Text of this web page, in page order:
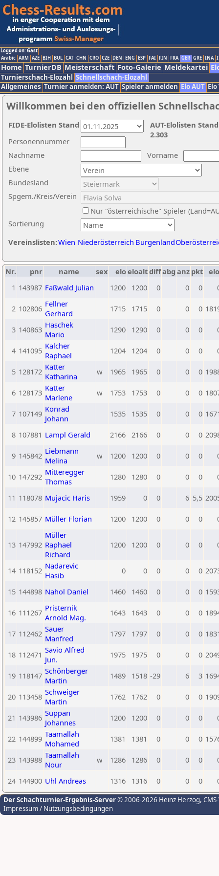
Logged on: Gast
Arabic ARM AZE BIH BUL CAT CHN CRO CZE DEN ENG ESP FAI FIN FRA GER GRE INA
Home TurnierDB Meisterschaft Foto-Galerie Meldekartei
Turnierschach-Elozahl Schnellschach-Elozahl
Allgemeines Turnier anmelden: AUT Spieler anmelden Elo AUT
Willkommen bei den offiziellen
Nachname
Vorname
Ebene
Sortierung
Personennummer
Bundesland
Spgem./Kreis/Verein
Nur "österreichische" Spieler
Vereinslisten:Wien Niederösterreich Burgenland
AUT-Elolisten
2.303
FIDE-Elolisten Stand
Nr. pnr name sex eloeloaltdiffabg anz pkt
1 143987 Faßwald Julian 1200 1200 0 0 0
2 102806 Fellner
Gerhard
1715 1715 0 0 0
3 140863 Haschek
Mario
1290 1290 0 0 0
4 141095 Kalcher
Raphael
1204 1204 0 0 0
5 128172 Katter
Katharina
w 1965 1965 0 0 0
6 128173 Katter
Marlene
w 1753 1753 0 0 0
7 107149 Konrad
Johann
1535 1535 0 0 0
8 107881 Lampl Gerald 2166 2166 0 0 0
9 145842 Liebmann
Melina
w 1200 1200 0 0 0
10 147292 Mitteregger
Thomas
1280 1280 0 0 0
11 118078 Mujacic Haris 1959 0 0 6 5,5
12 145857 Müller Florian 1200 1200 0 0 0
13 147992
Müller
Raphael
Richard
1200 1200 0 0 0
14 118152 Nadarevic
Hasib
0 0 0 0 0
15 144898 Nahol Daniel 1460 1460 0 0 0
16 111267 Pristernik
Arnold Mag.
1643 1643 0 0 0
17 112462 Sauer
Manfred
1797 1797 0 0 0
18 112471 Savio Alfred
Jun.
1975 1975 0 0 0
19 118147 Schönberger
Martin
1489 1518 -29 6 3
20 113458 Schweiger
Martin
1762 1762 0 0 0
21 143986 Suppan
Johannes
1200 1200 0 0 0
22 144899 Taamallah
Mohamed
1381 1381 0 0 0
23 143988 Taamallah
Nour
w 1286 1286 0 0 0
24 144900 Uhl Andreas 1316 1316 0 0 0
Der Schachturnier-Ergebnis-Server© 2006-2026 Heinz Herzog,
Impressum / Nutzungsbedingungen